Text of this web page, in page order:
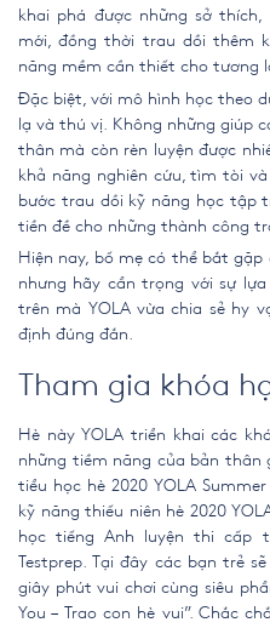
khai phá được những sở
mới, đồng thời trau dồi thêm
năng mềm cần thiết cho tương
Đặc biệt, với mô hình học theo
lạ và thú vị. Không những giúp
thân mà còn rèn luyện được
khả năng nghiên cứu, tìm tòi
bước trau dồi kỹ năng học tập
tiền đề cho những thành công
Hiện nay, bố mẹ có thể bắt
nhưng hãy cẩn trọng với sự
trên mà YOLA vừa chia sẻ hy
định đúng đắn.
Tham gia khóa
Hè này YOLA triển khai các
những tiềm năng của bản thân
tiểu học hè 2020 YOLA
kỹ năng thiếu niên hè 2020
học tiếng Anh luyện thi cấp
Testprep. Tại đây các bạn trẻ
giây phút vui chơi cùng siêu
You – Trao con hè vui”. Chắc